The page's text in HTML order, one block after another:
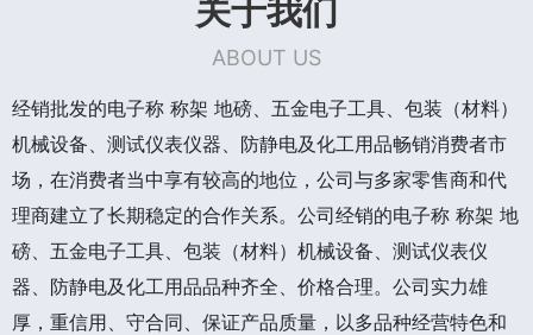
关于我们
ABOUT US
经销批发的电子称 称架 地磅、五金电子工具、包装（材料）
机械设备、测试仪表仪器、防静电及化工用品畅销消费者市
场，在消费者当中享有较高的地位，公司与多家零售商和代
理商建立了长期稳定的合作关系。公司经销的电子称 称架 地
磅、五金电子工具、包装（材料）机械设备、测试仪表仪
器、防静电及化工用品品种齐全、价格合理。公司实力雄
厚，重信用、守合同、保证产品质量，以多品种经营特色和